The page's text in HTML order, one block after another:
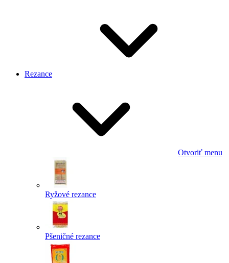
Rezance
Otvoriť menu
Ryžové rezance
Pšeničné rezance